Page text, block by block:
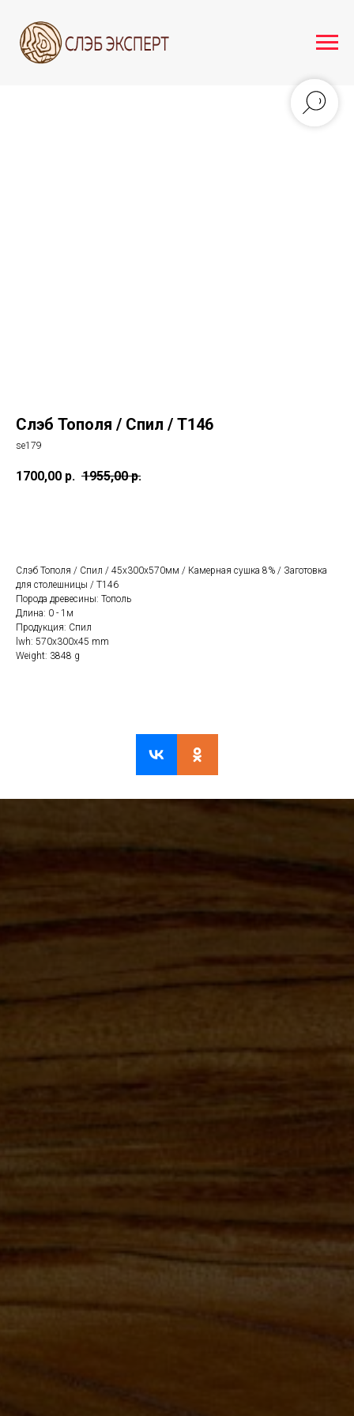
Слэб Тополя / Спил / Т146
se179
1700,00 р. 1955,00 р.
Слэб Тополя / Спил / 45х300х570мм / Камерная сушка 8% / Заготовка
для столешницы / Т146
Порода древесины: Тополь
Длина: 0 - 1м
Продукция: Спил
lwh: 570x300x45 mm
Weight: 3848 g